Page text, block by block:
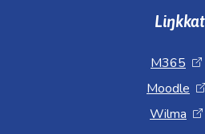
Liŋkkat
M365
Moodle
Wilma